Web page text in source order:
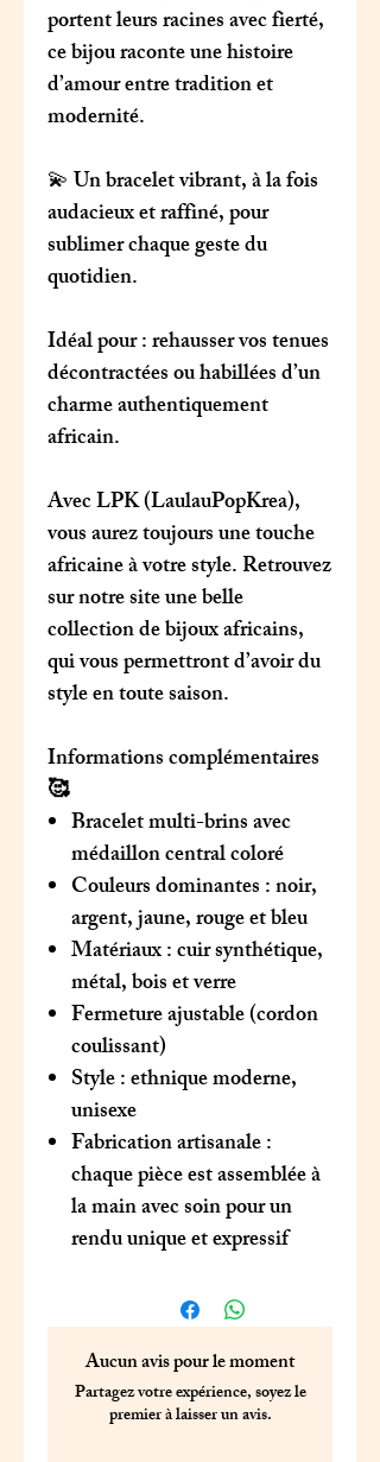
portent leurs racines avec fierté,
ce bijou raconte une histoire
d’amour entre tradition et
modernité.
💫 Un bracelet vibrant, à la fois
audacieux et raffiné, pour
sublimer chaque geste du
quotidien.
Idéal pour: rehausser vos tenues
décontractées ou habillées d’un
charme authentiquement
africain.
AvecLPK (LaulauPopKrea),
vous aurez toujours une touche
africaine à votre style. Retrouvez
sur notre site une belle
collection de bijoux africains,
qui vous permettront d’avoir du
style en toute saison.
Informations complémentaires
🥰
Bracelet multi-brins avec
médaillon central coloré
Couleurs dominantes : noir,
argent, jaune, rouge et bleu
Matériaux : cuir synthétique,
métal, bois et verre
Fermeture ajustable (cordon
coulissant)
Style : ethnique moderne,
unisexe
Fabrication artisanale :
chaque pièce est assemblée à
la main avec soin pour un
rendu unique et expressif
Aucun avis pour le moment
Partagez votre expérience, soyez le
premier à laisser un avis.